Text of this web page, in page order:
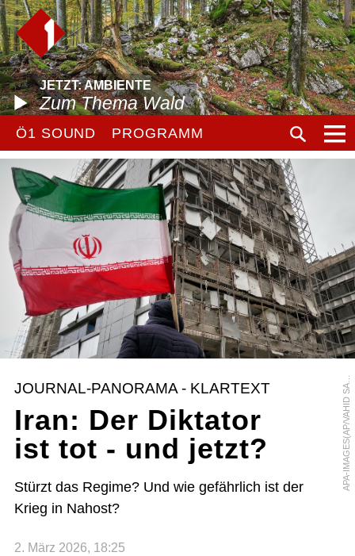
JETZT: AMBIENTE
Zum Thema Wald
Ö1 SOUND PROGRAMM
A
P
A
-
I
M
A
G
E
S
(
A
P
/
V
A
H
I
D
S
A
L
E
M
I
JOURNAL-PANORAMA - KLARTEXT
Iran: Der Diktator
ist tot - und jetzt?
Stürzt das Regime? Und wie gefährlich ist der
Krieg in Nahost?
2. März 2026, 18:25